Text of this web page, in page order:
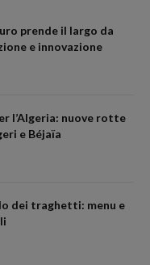
prende il largo da
e innovazione
l’Algeria: nuove rotte
e Béjaïa
dei traghetti: menu e